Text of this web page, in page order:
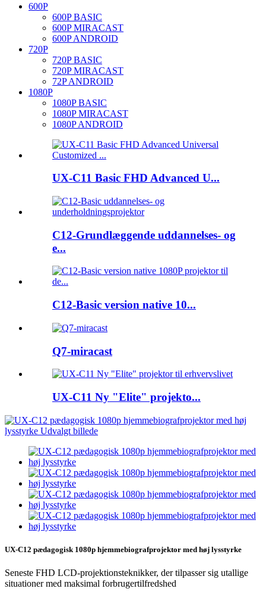
600P
600P BASIC
600P MIRACAST
600P ANDROID
720P
720P BASIC
720P MIRACAST
72P ANDROID
1080P
1080P BASIC
1080P MIRACAST
1080P ANDROID
UX-C11 Basic FHD Advanced U...
C12-Grundlæggende uddannelses- og
e...
C12-Basic version native 10...
Q7-miracast
UX-C11 Ny "Elite" projekto...
UX-C12 pædagogisk 1080p hjemmebiografprojektor med høj lysstyrke
Seneste FHD LCD-projektionsteknikker, der tilpasser sig utallige
situationer med maksimal forbrugertilfredshed